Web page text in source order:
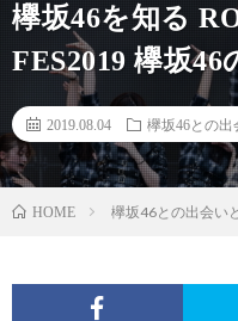
欅坂46を知る
FES2019 欅坂
2019.08.04 欅坂46との出
HOME 欅坂46との出会い